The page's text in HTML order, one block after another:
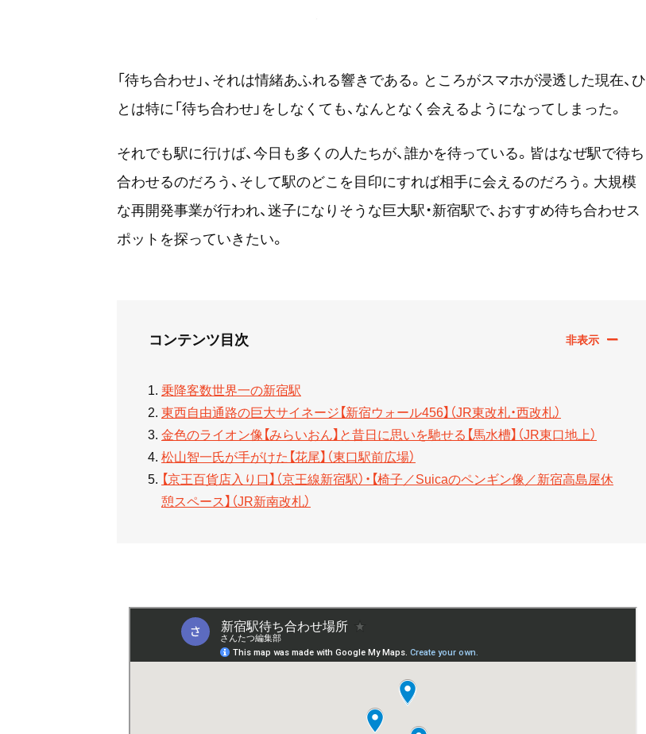
「待ち合わせ」、それは情緒あふれる響きである。ところがスマホが浸透した現在、ひ
とは特に「待ち合わせ」をしなくても、なんとなく会えるようになってしまった。
それでも駅に行けば、今日も多くの人たちが、誰かを待っている。皆はなぜ駅で待ち
合わせるのだろう、そして駅のどこを目印にすれば相手に会えるのだろう。大規模
な再開発事業が行われ、迷子になりそうな巨大駅・新宿駅で、おすすめ待ち合わせス
ポットを探っていきたい。
コンテンツ目次
乗降客数世界一の新宿駅
東西自由通路の巨大サイネージ【新宿ウォール456】（JR東改札・西改札）
金色のライオン像【みらいおん】と昔日に思いを馳せる【馬水槽】（JR東口地上）
松山智一氏が手がけた【花尾】（東口駅前広場）
【京王百貨店入り口】（京王線新宿駅）・【椅子／Suicaのペンギン像／新宿高島屋休
憩スペース】（JR新南改札）